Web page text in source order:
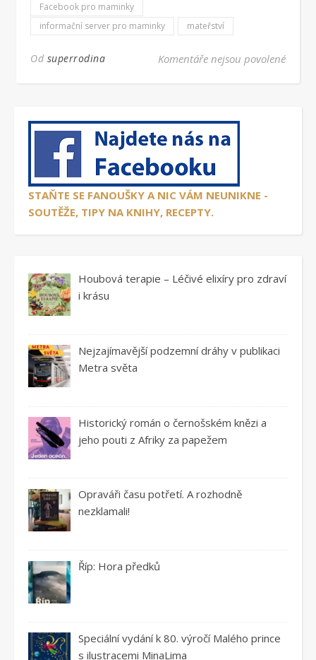
Facebook pro maminky
informační server pro maminky
mateřství
Od superrodina Komentáře nejsou povolenéu
STAŇTE SE FANOUŠKY A NIC VÁM NEUNIKNE -
SOUTĚŽE, TIPY NA KNIHY, RECEPTY.
Houbová terapie – Léčivé elixíry pro zdraví
i krásu
Nejzajímavější podzemní dráhy v publikaci
Metra světa
Historický román o černošském knězi a
jeho pouti z Afriky za papežem
Opraváři času potřetí. A rozhodně
nezklamali!
Říp: Hora předků
Speciální vydání k 80. výročí Malého prince
s ilustracemi MinaLima